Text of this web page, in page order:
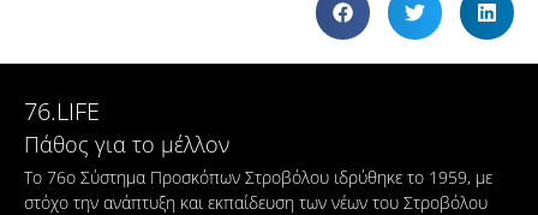
76.LIFE
Πάθος για το μέλλον
Το 76ο Σύστημα Προσκόπων Στροβόλου ιδρύθηκε το 1959, με
στόχο την ανάπτυξη και εκπαίδευση των νέων του Στροβόλου